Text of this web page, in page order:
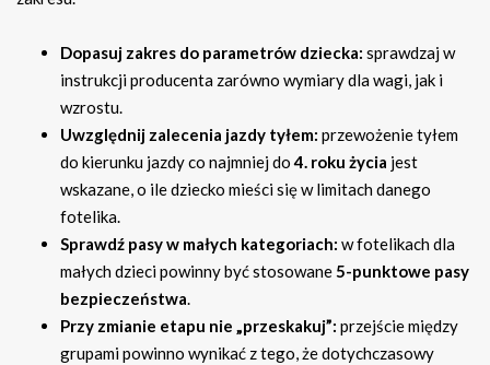
Dopasuj zakres do parametrów dziecka: sprawdzaj w
instrukcji producenta zarówno wymiary dla wagi, jak i
wzrostu.
Uwzględnij zalecenia jazdy tyłem: przewożenie tyłem
do kierunku jazdy co najmniej do4. roku życia jest
wskazane, o ile dziecko mieści się w limitach danego
fotelika.
Sprawdź pasy w małych kategoriach: w fotelikach dla
małych dzieci powinny być stosowane5-punktowe pasy
bezpieczeństwa.
Przy zmianie etapu nie „przeskakuj”: przejście między
grupami powinno wynikać z tego, że dotychczasowy